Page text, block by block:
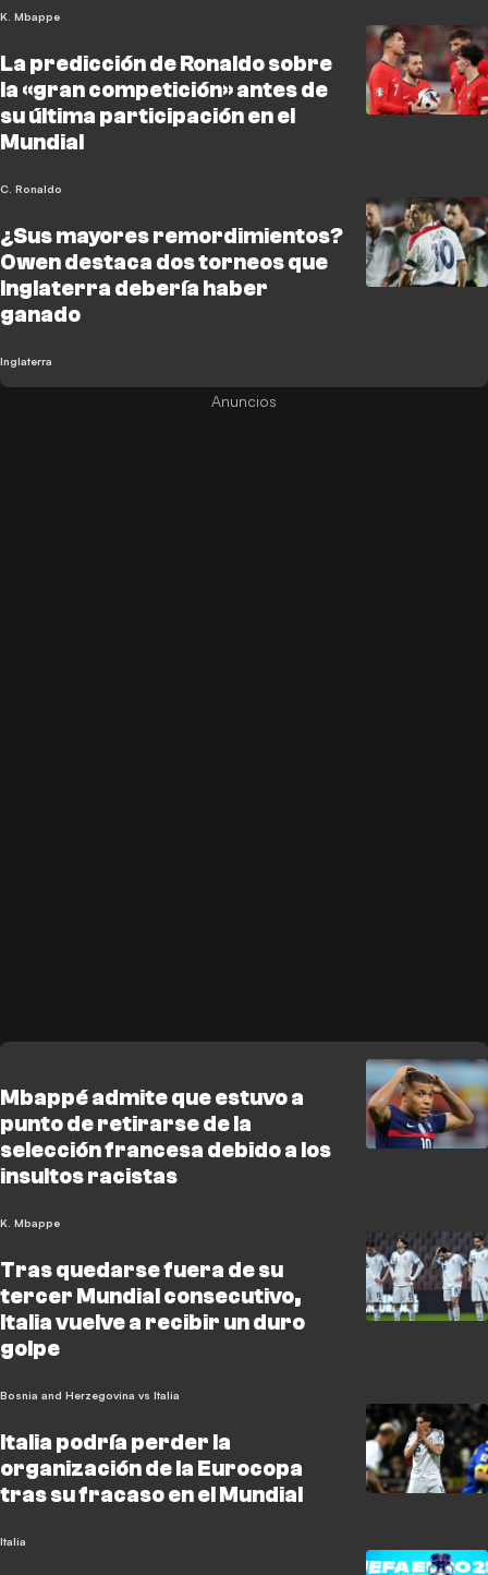
K. Mbappe
La predicción de Ronaldo sobre
la «gran competición» antes de
su última participación en el
Mundial
C. Ronaldo
¿Sus mayores remordimientos?
Owen destaca dos torneos que
Inglaterra debería haber
ganado
Inglaterra
Mbappé admite que estuvo a
punto de retirarse de la
selección francesa debido a los
insultos racistas
K. Mbappe
Tras quedarse fuera de su
tercer Mundial consecutivo,
Italia vuelve a recibir un duro
golpe
Bosnia and Herzegovina vs Italia
Italia podría perder la
organización de la Eurocopa
tras su fracaso en el Mundial
Italia